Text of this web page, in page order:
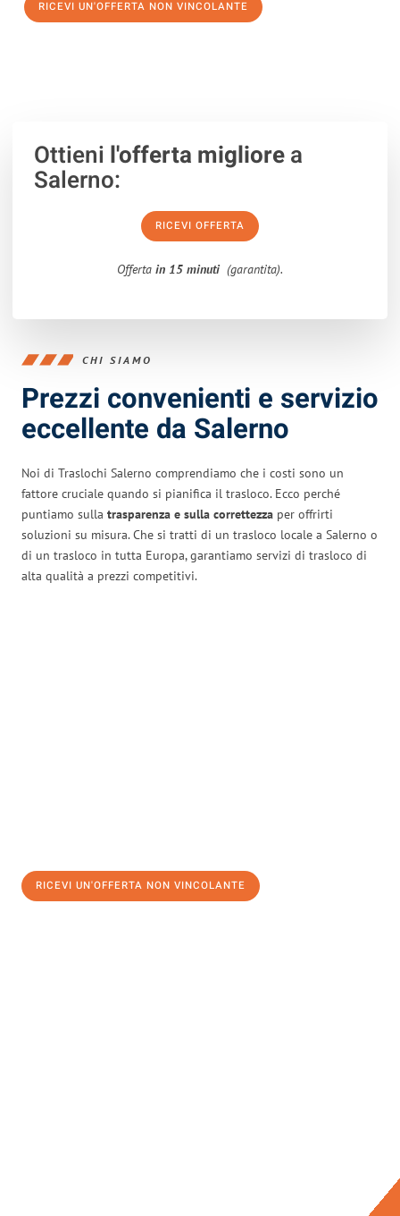
RICEVI UN'OFFERTA NON VINCOLANTE
Ottieni l'offerta migliorea
Salerno:
RICEVI OFFERTA
Offerta in 15 minuti (garantita).
CHI SIAMO
Prezzi convenienti e servizio
eccellente da Salerno
Noi di Traslochi Salerno comprendiamo che i costi sono un
fattore cruciale quando si pianifica il trasloco. Ecco perché
puntiamo sulla trasparenza e sulla correttezza per offrirti
soluzioni su misura. Che si tratti di un trasloco locale a Salerno o
di un trasloco in tutta Europa, garantiamo servizi di trasloco di
alta qualità a prezzi competitivi.
RICEVI UN'OFFERTA NON VINCOLANTE